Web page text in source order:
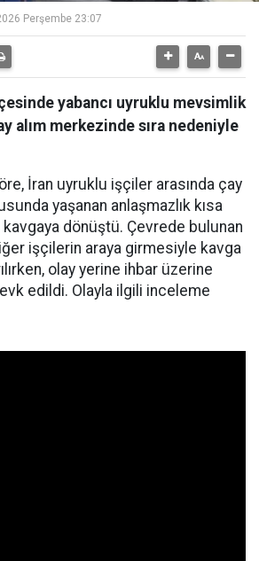
Perşembe 23:07
yabancı uyruklu mevsimlik
alım merkezinde sıra nedeniyle
İran uyruklu işçiler arasında çay
yaşanan anlaşmazlık kısa
dönüştü. Çevrede bulunan
işçilerin araya girmesiyle kavga
olay yerine ihbar üzerine
edildi. Olayla ilgili inceleme